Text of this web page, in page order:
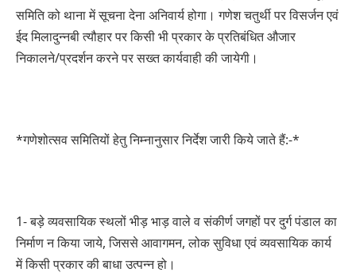
समिति को थाना में सूचना देना अनिवार्य होगा। गणेश चतुर्थी पर विसर्जन एवं
ईद मिलादुन्नबी त्यौहार पर किसी भी प्रकार के प्रतिबंधित औजार
निकालने/प्रदर्शन करने पर सख्त कार्यवाही की जायेगी।
*गणेशोत्सव समितियों हेतु निम्नानुसार निर्देश जारी किये जाते हैं:-*
1- बड़े व्यवसायिक स्थलों भीड़ भाड़ वाले व संकीर्ण जगहों पर दुर्ग पंडाल का
निर्माण न किया जाये, जिससे आवागमन, लोक सुविधा एवं व्यवसायिक कार्य
में किसी प्रकार की बाधा उत्पन्न हो।